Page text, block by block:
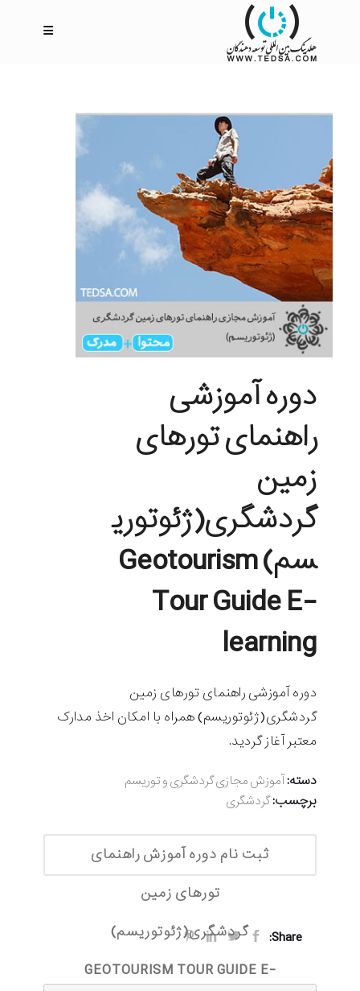
دوره آموزشی
راهنمای تورهای
زمین
گردشگری(ژئوتوری
سم) Geotourism
Tour Guide E-
learning
دوره آموزشی راهنمای تورهای زمین
گردشگری(ژئوتوریسم) همراه با امکان اخذ مدارک
معتبر آغاز گردید.
دسته:آموزش مجازی گردشگری و توریسم
برچسب:گردشگری
ثبت نام دوره آموزش راهنمای
تورهای زمین
گردشگری(ژئوتوریسم)
GEOTOURISM TOUR GUIDE E-
Share: